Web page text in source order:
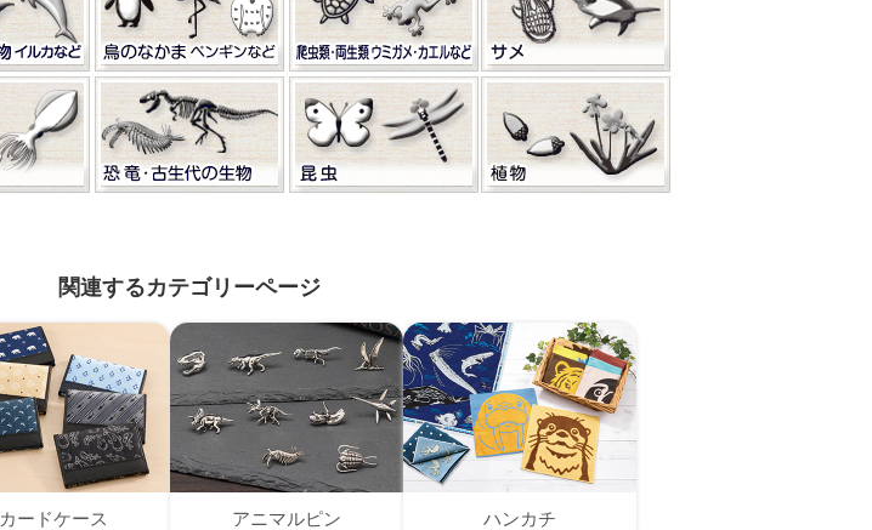
関連するカテゴリーページ
カードケース アニマルピン ハンカチ